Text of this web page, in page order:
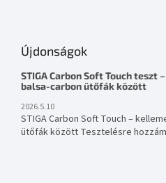
Újdonságok
STIGA Carbon Soft Touch teszt
balsa-carbon ütőfák között
2026.5.10
STIGA Carbon Soft Touch –
ütőfák között Tesztelésre hozzám